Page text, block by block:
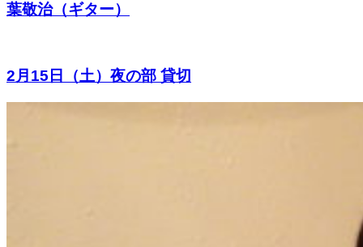
葉敬治（ギター）
2月15日（土）夜の部 貸切